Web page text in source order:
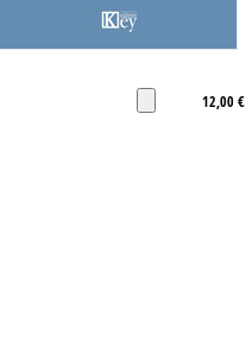
12,00 €